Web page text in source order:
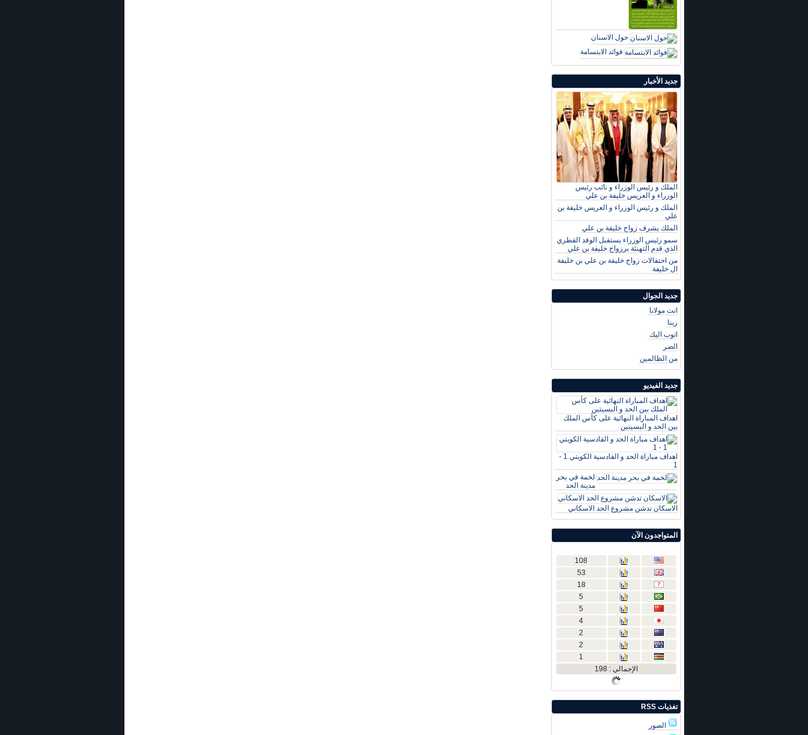
حول الاسنان
فوائد الابتسامة
جديد الأخبار
الملك و رئيس الوزراء و نائب رئيس
الوزراء و العريس خليفة بن علي
الملك و رئيس الوزراء و العريس خليفة بن
علي
الملك يشرف زواج خليفة بن علي
سمو رئيس الوزراء يستقبل الوفد القطري
الذي قدم التهنئة برزواج خليفة بن علي
من احتفالات زواج خليفة بن علي بن خليفة
ال خليفة
جديد الجوال
انت مولانا
ربنا
اتوب اليك
الضر
من الظالمين
جديد الفيديو
اهداف المباراة النهائية على كأس الملك
بين الحد و البسيتين
اهداف مباراة الحد و القادسية الكويتي 1 -
1
لخمة في بحر
مدينة الحد
الاسكان تدشن مشروع الحد الاسكاني
المتواجدون الآن
108
53
18
5
5
4
2
2
1
الإجمالي : 198
تغذيات RSS
الصور